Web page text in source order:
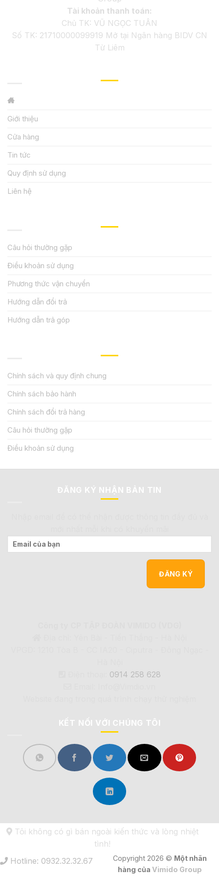
Tài khoản thanh toán:
Chủ TK: VŨ NGỌC TUÂN
Số TK: 21710000099919 Mở tại Ngân hàng BIDV CN
Từ Liêm
Giới thiệu
Cửa hàng
Tin tức
Quy định sử dụng
Liên hệ
Câu hỏi thường gặp
Điều khoản sử dụng
Phương thức vận chuyển
Hướng dẫn đổi trả
Hướng dẫn trả góp
Chính sách và quy định chung
Chính sách bảo hành
Chính sách đổi trả hàng
Câu hỏi thường gặp
Điều khoản sử dụng
ĐĂNG KÝ NHẬN BẢN TIN
0914 258 628
KẾT NỐI VỚI CHÚNG TÔI
Tôi không có gì bán ngoài kiến thức và lòng nhiệt
tình!
Hotline: 0932.32.32.67
Copyright 2026 © Một nhãn
hàng của Vimido Group